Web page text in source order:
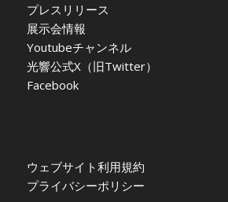
プレスリリース
展示会情報
Youtubeチャンネル
光響公式X（旧Twitter）
Facebook
ウェブサイト利用規約
プライバシーポリシー